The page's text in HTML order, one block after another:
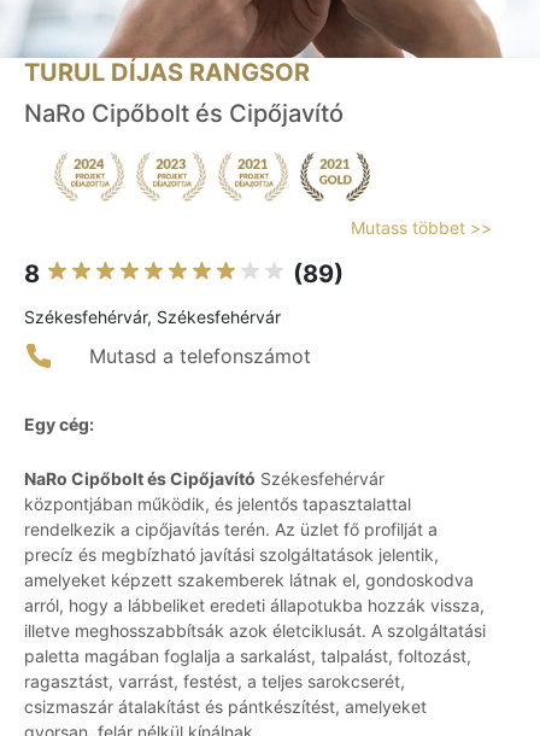
TURUL DÍJAS RANGSOR
NaRo Cipőbolt és Cipőjavító
Mutass többet >>
8 (89)
Székesfehérvár, Székesfehérvár
Mutasd a telefonszámot
Egy cég:
NaRo Cipőbolt és Cipőjavító Székesfehérvár
központjában működik, és jelentős tapasztalattal
rendelkezik a cipőjavítás terén. Az üzlet fő profilját a
precíz és megbízható javítási szolgáltatások jelentik,
amelyeket képzett szakemberek látnak el, gondoskodva
arról, hogy a lábbeliket eredeti állapotukba hozzák vissza,
illetve meghosszabbítsák azok életciklusát. A szolgáltatási
paletta magában foglalja a sarkalást, talpalást, foltozást,
ragasztást, varrást, festést, a teljes sarokcserét,
csizmaszár átalakítást és pántkészítést, amelyeket
gyorsan, felár nélkül kínálnak.